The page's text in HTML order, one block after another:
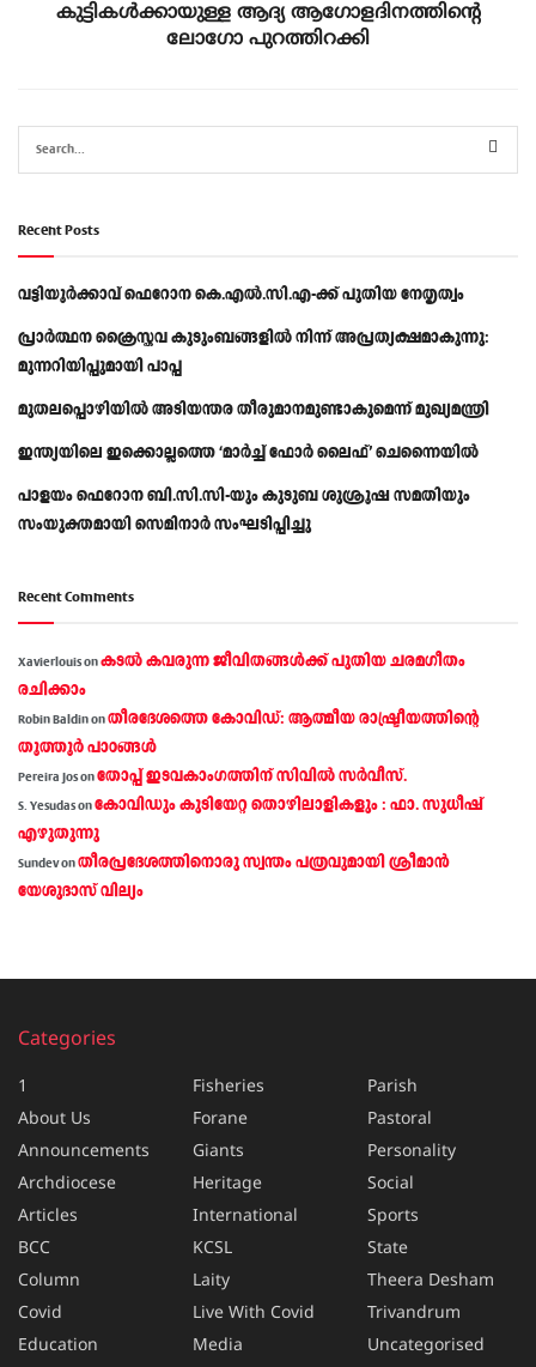
കുട്ടികള്‍ക്കായുള്ള ആദ്യ ആഗോളദിനത്തിന്റെ
ലോഗോ പുറത്തിറക്കി
Recent Posts
വട്ടിയൂർക്കാവ് ഫെറോന കെ.എൽ.സി.എ-ക്ക് പുതിയ നേതൃത്വം
പ്രാര്‍ത്ഥന ക്രൈസ്തവ കുടുംബങ്ങളില്‍ നിന്ന് അപ്രത്യക്ഷമാകുന്നു:
മുന്നറിയിപ്പുമായി പാപ്പ
മുതലപ്പൊഴിയിൽ അടിയന്തര തീരുമാനമുണ്ടാകുമെന്ന് മുഖ്യമന്ത്രി
ഇന്ത്യയിലെ ഇക്കൊല്ലത്തെ ‘മാർച്ച് ഫോർ ലൈഫ്’ ചെന്നൈയിൽ
പാളയം ഫെറോന ബി.സി.സി-യും കുടുബ ശുശ്രൂഷ സമതിയും
സംയുക്തമായി സെമിനാർ സംഘടിപ്പിച്ചു
Recent Comments
Xavierlouisonകടല്‍ കവരുന്ന ജീവിതങ്ങള്‍ക്ക് പുതിയ ചരമഗീതം
രചിക്കാം
Robin Baldinonതീരദേശത്തെ കോവിഡ്: ആത്മീയ രാഷ്ട്രീയത്തിന്റെ
തൂത്തൂര്‍ പാഠങ്ങൾ
Pereira Josonതോപ്പ് ഇടവകാംഗത്തിന് സിവിൽ സർവീസ്.
S. Yesudasonകോവിഡും കുടിയേറ്റ തൊഴിലാളികളും : ഫാ. സുധീഷ്
എഴുതുന്നു
Sundevonതീരപ്രദേശത്തിനൊരു സ്വന്തം പത്രവുമായി ശ്രീമാന്‍
യേശുദാസ് വില്യം
Categories
1
About Us
Announcements
Archdiocese
Articles
BCC
Column
Covid
Education
Fisheries
Forane
Giants
Heritage
International
KCSL
Laity
Live With Covid
Media
Parish
Pastoral
Personality
Social
Sports
State
Theera Desham
Trivandrum
Uncategorised